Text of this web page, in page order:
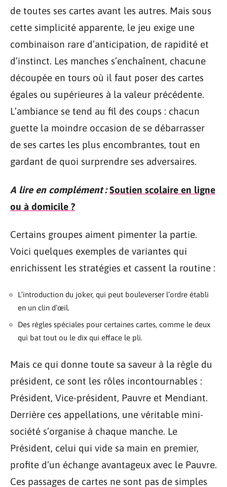
de toutes ses cartes avant les autres. Mais sous
cette simplicité apparente, le jeu exige une
combinaison rare d’anticipation, de rapidité et
d’instinct. Les manches s’enchaînent, chacune
découpée en tours où il faut poser des cartes
égales ou supérieures à la valeur précédente.
L’ambiance se tend au fil des coups : chacun
guette la moindre occasion de se débarrasser
de ses cartes les plus encombrantes, tout en
gardant de quoi surprendre ses adversaires.
A lire en complément : Soutien scolaire en ligne
ou à domicile ?
Certains groupes aiment pimenter la partie.
Voici quelques exemples de variantes qui
enrichissent les stratégies et cassent la routine :
L’introduction du joker, qui peut bouleverser l’ordre établi
en un clin d’œil.
Des règles spéciales pour certaines cartes, comme le deux
qui bat tout ou le dix qui efface le pli.
Mais ce qui donne toute sa saveur à la règle du
président, ce sont les rôles incontournables :
Président, Vice-président, Pauvre et Mendiant.
Derrière ces appellations, une véritable mini-
société s’organise à chaque manche. Le
Président, celui qui vide sa main en premier,
profite d’un échange avantageux avec le Pauvre.
Ces passages de cartes ne sont pas de simples